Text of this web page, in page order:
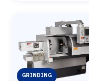
GRINDING